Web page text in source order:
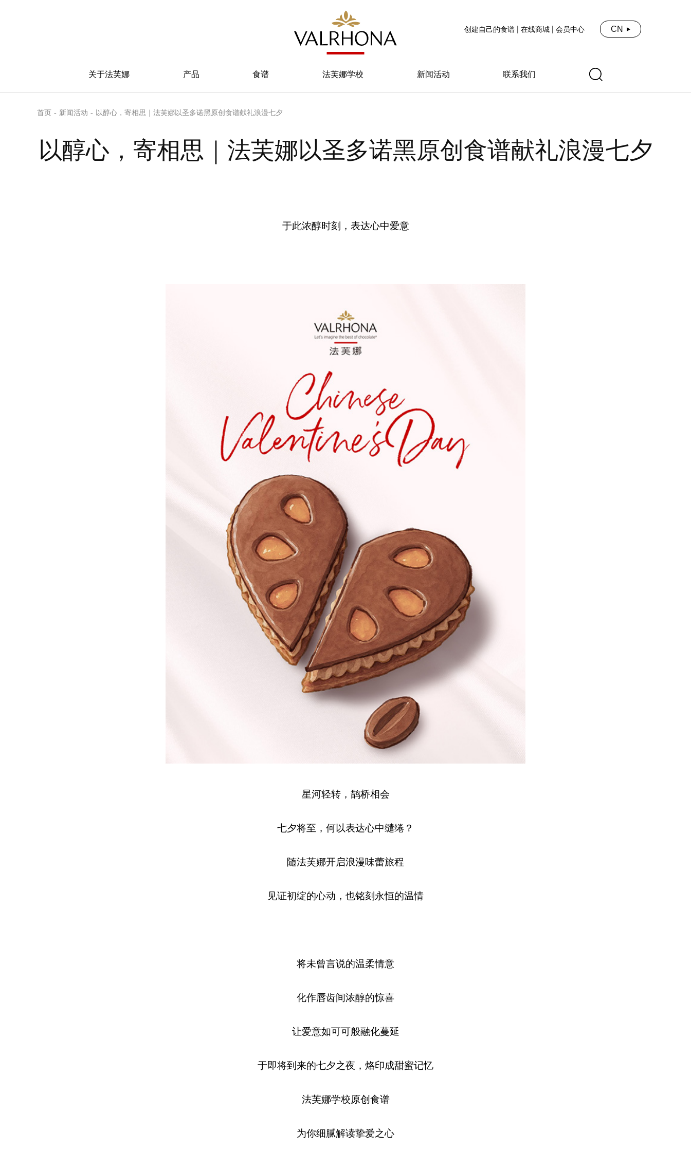
创建自己的食谱 在线商城 会员中心 CN
关于法芙娜 产品 食谱 法芙娜学校 新闻活动 联系我们
首页 - 新闻活动 - 以醇心，寄相思｜法芙娜以圣多诺黑原创食谱献礼浪漫七夕
以醇心，寄相思｜法芙娜以圣多诺黑原创食谱献礼浪漫七夕
于此浓醇时刻，表达心中爱意
星河轻转，鹊桥相会
七夕将至，何以表达心中缱绻？
随法芙娜开启浪漫味蕾旅程
见证初绽的心动，也铭刻永恒的温情
将未曾言说的温柔情意
化作唇齿间浓醇的惊喜
让爱意如可可般融化蔓延
于即将到来的七夕之夜，烙印成甜蜜记忆
法芙娜学校原创食谱
为你细腻解读挚爱之心